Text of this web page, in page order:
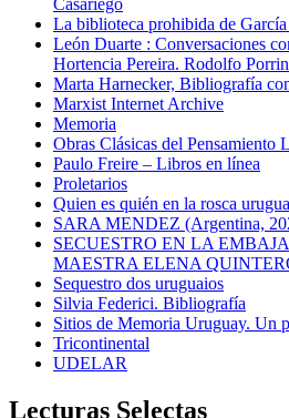
Casariego
La biblioteca prohibida de
León Duarte : Conversaciones
Hortencia Pereira. Rodolfo
Marta Harnecker, Bibliografía
Marxist Internet Archive
Memoria
Obras Clásicas del Pensamiento
Paulo Freire – Libros en línea
Proletarios
Quien es quién en la rosca
SARA MENDEZ (Argentina,
SECUESTRO EN LA
MAESTRA ELENA
Sequestro dos uruguaios
Silvia Federici. Bibliografía
Sitios de Memoria Uruguay. Un
Tricontinental
UDELAR
Lecturas Selectas